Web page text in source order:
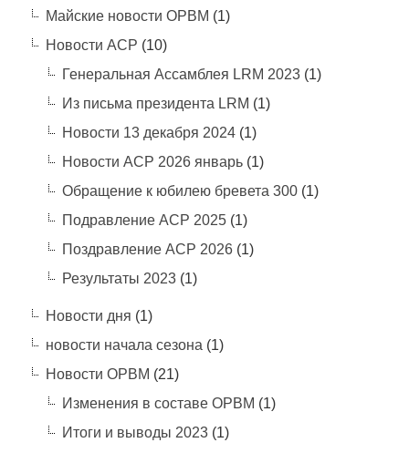
Майские новости ОРВМ (1)
Новости АСР (10)
Генеральная Ассамблея LRM 2023(1)
Из письма президента LRM (1)
Новости 13 декабря 2024(1)
Новости АСР 2026 январь(1)
Обращение к юбилею бревета 300(1)
Подравление АСР 2025(1)
Поздравление АСР 2026(1)
Результаты 2023(1)
Новости дня (1)
новости начала сезона (1)
Новости ОРВМ (21)
Изменения в составе ОРВМ (1)
Итоги и выводы 2023(1)